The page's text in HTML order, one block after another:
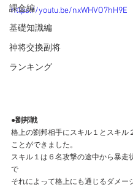
課金編
基礎知識編
神将交換副将
ランキング
https://youtu.be/nxWHVO7hH9E
●劉邦戦
格上の劉邦相手にスキル１とスキル
ことができました。
スキル１は６名攻撃の途中から暴走
で
それによって格上にも通じるダメー